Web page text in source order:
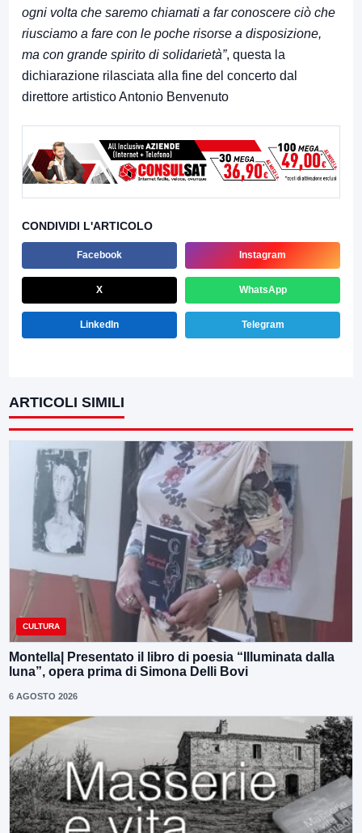
ogni volta che saremo chiamati a far conoscere ciò che
riusciamo a fare con le poche risorse a disposizione,
ma con grande spirito di solidarietà”, questa la
dichiarazione rilasciata alla fine del concerto dal
direttore artistico Antonio Benvenuto
CONDIVIDI L'ARTICOLO
Facebook Instagram
X WhatsApp
LinkedIn Telegram
ARTICOLI SIMILI
CULTURA
Montella| Presentato il libro di poesia “Illuminata dalla
luna”, opera prima di Simona Delli Bovi
6 AGOSTO 2026